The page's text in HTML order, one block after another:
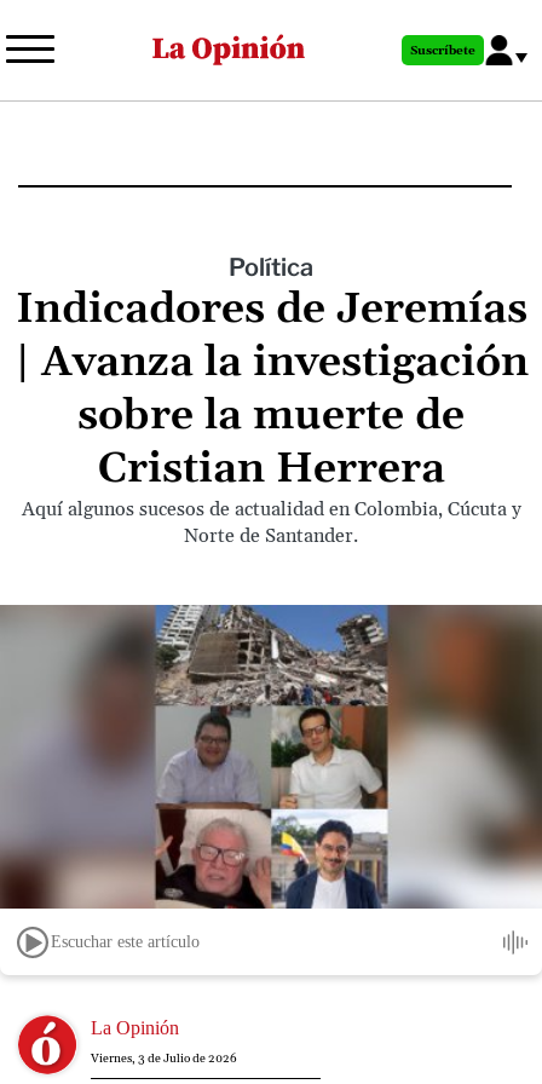
al
principal
Suscríbete
Política
Indicadores de Jeremías
| Avanza la investigación
sobre la muerte de
Cristian Herrera
Aquí algunos sucesos de actualidad en Colombia, Cúcuta y
Norte de Santander.
Escuchar este artículo
Image La Opinión
Viernes, 3 de Julio de 2026